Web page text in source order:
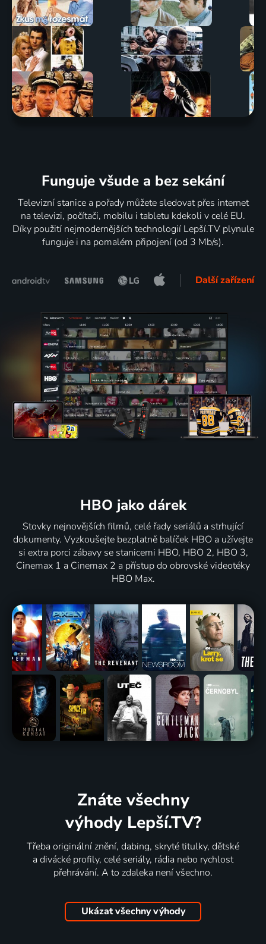
Funguje všude a bez sekání
Televizní stanice a pořady můžete sledovat přes internet
na televizi, počítači, mobilu i tabletu kdekoli v celé EU.
Díky použití nejmodernějších technologií Lepší.TV plynule
funguje i na pomalém připojení (od 3 Mb/s).
Další zařízení
HBO jako dárek
Stovky nejnovějších filmů, celé řady seriálů a strhující
dokumenty. Vyzkoušejte bezplatně balíček HBO a užívejte
si extra porci zábavy se stanicemi HBO, HBO 2, HBO 3,
Cinemax 1 a Cinemax 2 a přístup do obrovské videotéky
HBO Max.
Znáte všechny
výhody Lepší.TV?
Třeba originální znění, dabing, skryté titulky, dětské
a divácké profily, celé seriály, rádia nebo rychlost
přehrávání. A to zdaleka není všechno.
Ukázat všechny výhody